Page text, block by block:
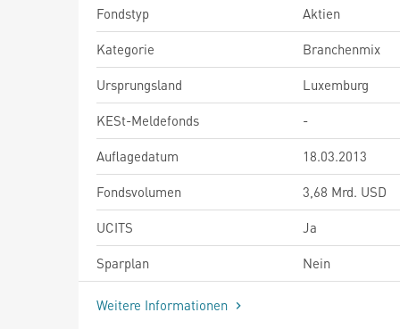
Fondstyp
Aktien
Kategorie
Branchenmix
Ursprungsland
Luxemburg
KESt-Meldefonds
-
Auflagedatum
18.03.2013
Fondsvolumen
3,68 Mrd. USD
UCITS
Ja
Sparplan
Nein
Weitere Informationen